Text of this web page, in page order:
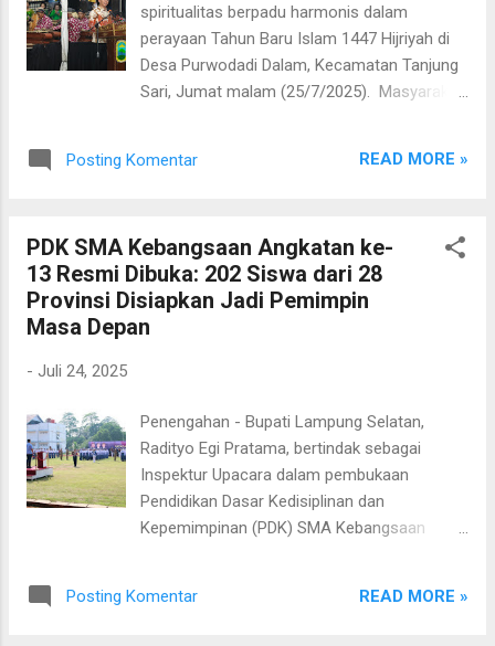
bekal untuk memberi kontribusi nyata,” ujar
Egi. Dalam pemaparannya, Bupati muda ini
juga menyinggung berbagai tantangan
strategis yang dihadapi bangsa ke depan,
ketimpangan ekonomi, krisis iklim, hingga
spiritualitas berpadu harmonis dalam
perayaan Tahun Baru Islam 1447 Hijriyah di
Desa Purwodadi Dalam, Kecamatan Tanjung
Sari, Jumat malam (25/7/2025). Masyarakat
lakon Wahyu Cakraningrat, sebuah cerita
Radityo Egi Pratama, hadir langsung dalam
acara tersebut. Dalam sambutannya, Bupati
Egi mengapresiasi inisiatif warga yang
secara konsisten melestarikan warisan
tekad membangun peradaban, bukan
sekadar infrastruktur,” ujar Bupati Egi. Lakon
Wahyu Cakraningrat sendiri menggambarkan
sosok pemimpin ideal—bersih hati, adil, dan
berpihak kepada rakyat. Pesan ini, menurut
dalam mewujudkan pembangunan yang
Posting Komentar READ MORE »
PDK SMA Kebangsaan Angkatan ke-
13 Resmi Dibuka: 202 Siswa dari 28
Provinsi Disiapkan Jadi Pemimpin
Masa Depan
- Juli 24, 2025
Penengahan - Bupati Lampung Selatan,
Radityo Egi Pratama, bertindak sebagai
Inspektur Upacara dalam pembukaan
Pendidikan Dasar Kedisiplinan dan
Kepemimpinan (PDK) SMA Kebangsaan
tahunan ini menjadi bagian penting dari
Posting Komentar READ MORE »